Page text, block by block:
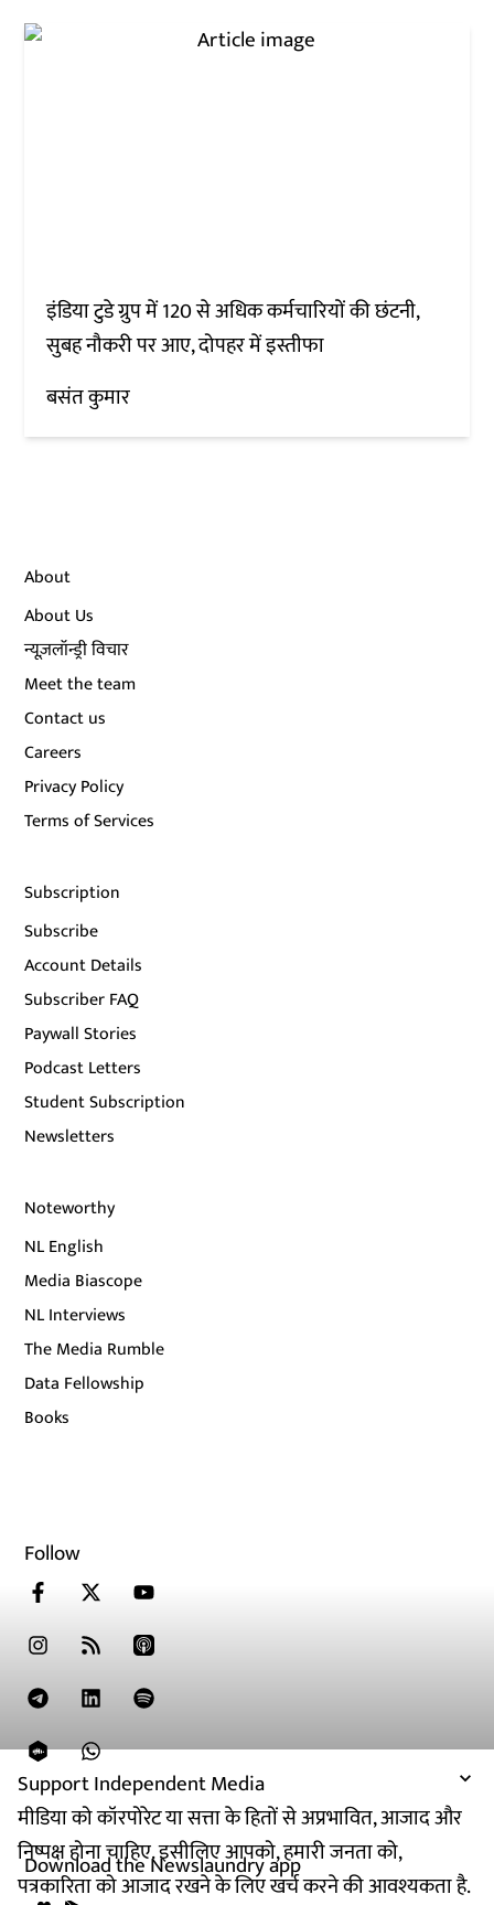
Support Independent Media
मीडिया को कॉरपोरेट या सत्ता के हितों से अप्रभावित, आजाद और
निष्पक्ष होना चाहिए. इसीलिए आपको, हमारी जनता को,
पत्रकारिता को आजाद रखने के लिए खर्च करने की आवश्यकता है.
इंडिया टुडे ग्रुप में 120 से अधिक कर्मचारियों की छंटनी,
सुबह नौकरी पर आए, दोपहर में इस्तीफा
बसंत कुमार
About
About Us
न्यूज़लॉन्ड्री विचार
Meet the team
Contact us
Careers
Privacy Policy
Terms of Services
Subscription
Subscribe
Account Details
Subscriber FAQ
Paywall Stories
Podcast Letters
Student Subscription
Newsletters
Noteworthy
NL English
Media Biascope
NL Interviews
The Media Rumble
Data Fellowship
Books
Follow
Download the Newslaundry app